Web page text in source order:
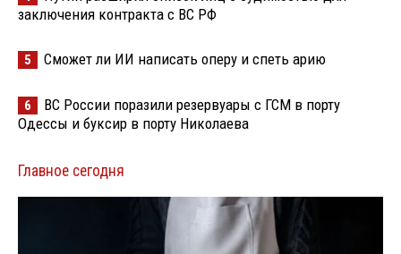
заключения контракта с ВС РФ
5 Сможет ли ИИ написать оперу и спеть арию
6
ВС России поразили резервуары с ГСМ в порту
Одессы и буксир в порту Николаева
Главное сегодня